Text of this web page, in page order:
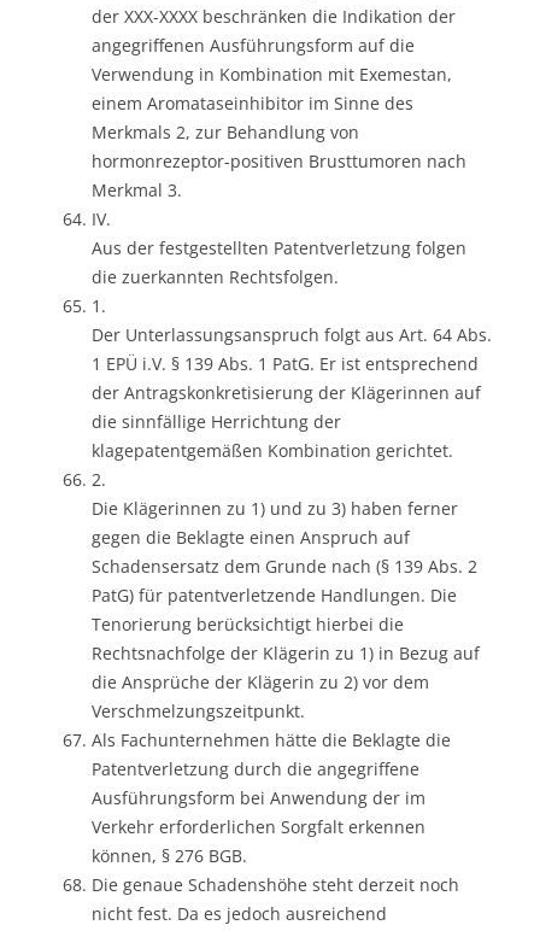
der XXX-XXXX beschränken die Indikation der
angegriffenen Ausführungsform auf die
Verwendung in Kombination mit Exemestan,
einem Aromataseinhibitor im Sinne des
Merkmals 2, zur Behandlung von
hormonrezeptor-positiven Brusttumoren nach
Merkmal 3.
IV.
Aus der festgestellten Patentverletzung folgen
die zuerkannten Rechtsfolgen.
1.
Der Unterlassungsanspruch folgt aus Art. 64 Abs.
1 EPÜ i.V. § 139 Abs. 1 PatG. Er ist entsprechend
der Antragskonkretisierung der Klägerinnen auf
die sinnfällige Herrichtung der
klagepatentgemäßen Kombination gerichtet.
2.
Die Klägerinnen zu 1) und zu 3) haben ferner
gegen die Beklagte einen Anspruch auf
Schadensersatz dem Grunde nach (§ 139 Abs. 2
PatG) für patentverletzende Handlungen. Die
Tenorierung berücksichtigt hierbei die
Rechtsnachfolge der Klägerin zu 1) in Bezug auf
die Ansprüche der Klägerin zu 2) vor dem
Verschmelzungszeitpunkt.
Als Fachunternehmen hätte die Beklagte die
Patentverletzung durch die angegriffene
Ausführungsform bei Anwendung der im
Verkehr erforderlichen Sorgfalt erkennen
können, § 276 BGB.
Die genaue Schadenshöhe steht derzeit noch
nicht fest. Da es jedoch ausreichend